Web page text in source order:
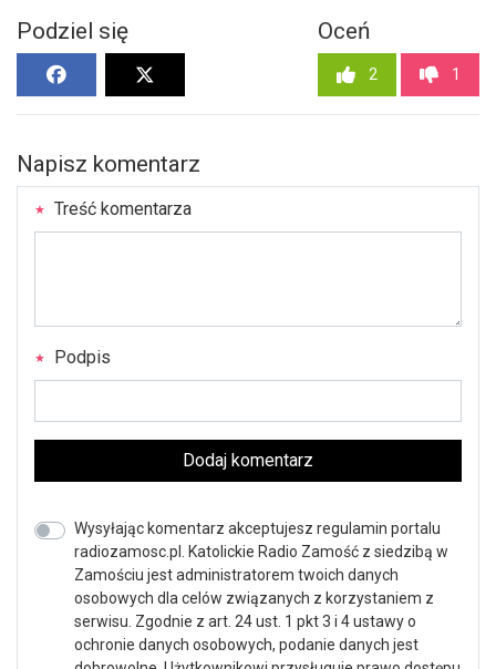
Podziel się Oceń
2 1
Napisz komentarz
Treść komentarza
Podpis
Dodaj komentarz
Wysyłając komentarz akceptujesz regulamin portalu
radiozamosc.pl. Katolickie Radio Zamość z siedzibą w
Zamościu jest administratorem twoich danych
osobowych dla celów związanych z korzystaniem z
serwisu. Zgodnie z art. 24 ust. 1 pkt 3 i 4 ustawy o
ochronie danych osobowych, podanie danych jest